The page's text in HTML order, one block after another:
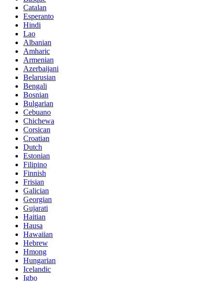
Catalan
Esperanto
Hindi
Lao
Albanian
Amharic
Armenian
Azerbaijani
Belarusian
Bengali
Bosnian
Bulgarian
Cebuano
Chichewa
Corsican
Croatian
Dutch
Estonian
Filipino
Finnish
Frisian
Galician
Georgian
Gujarati
Haitian
Hausa
Hawaiian
Hebrew
Hmong
Hungarian
Icelandic
Igbo